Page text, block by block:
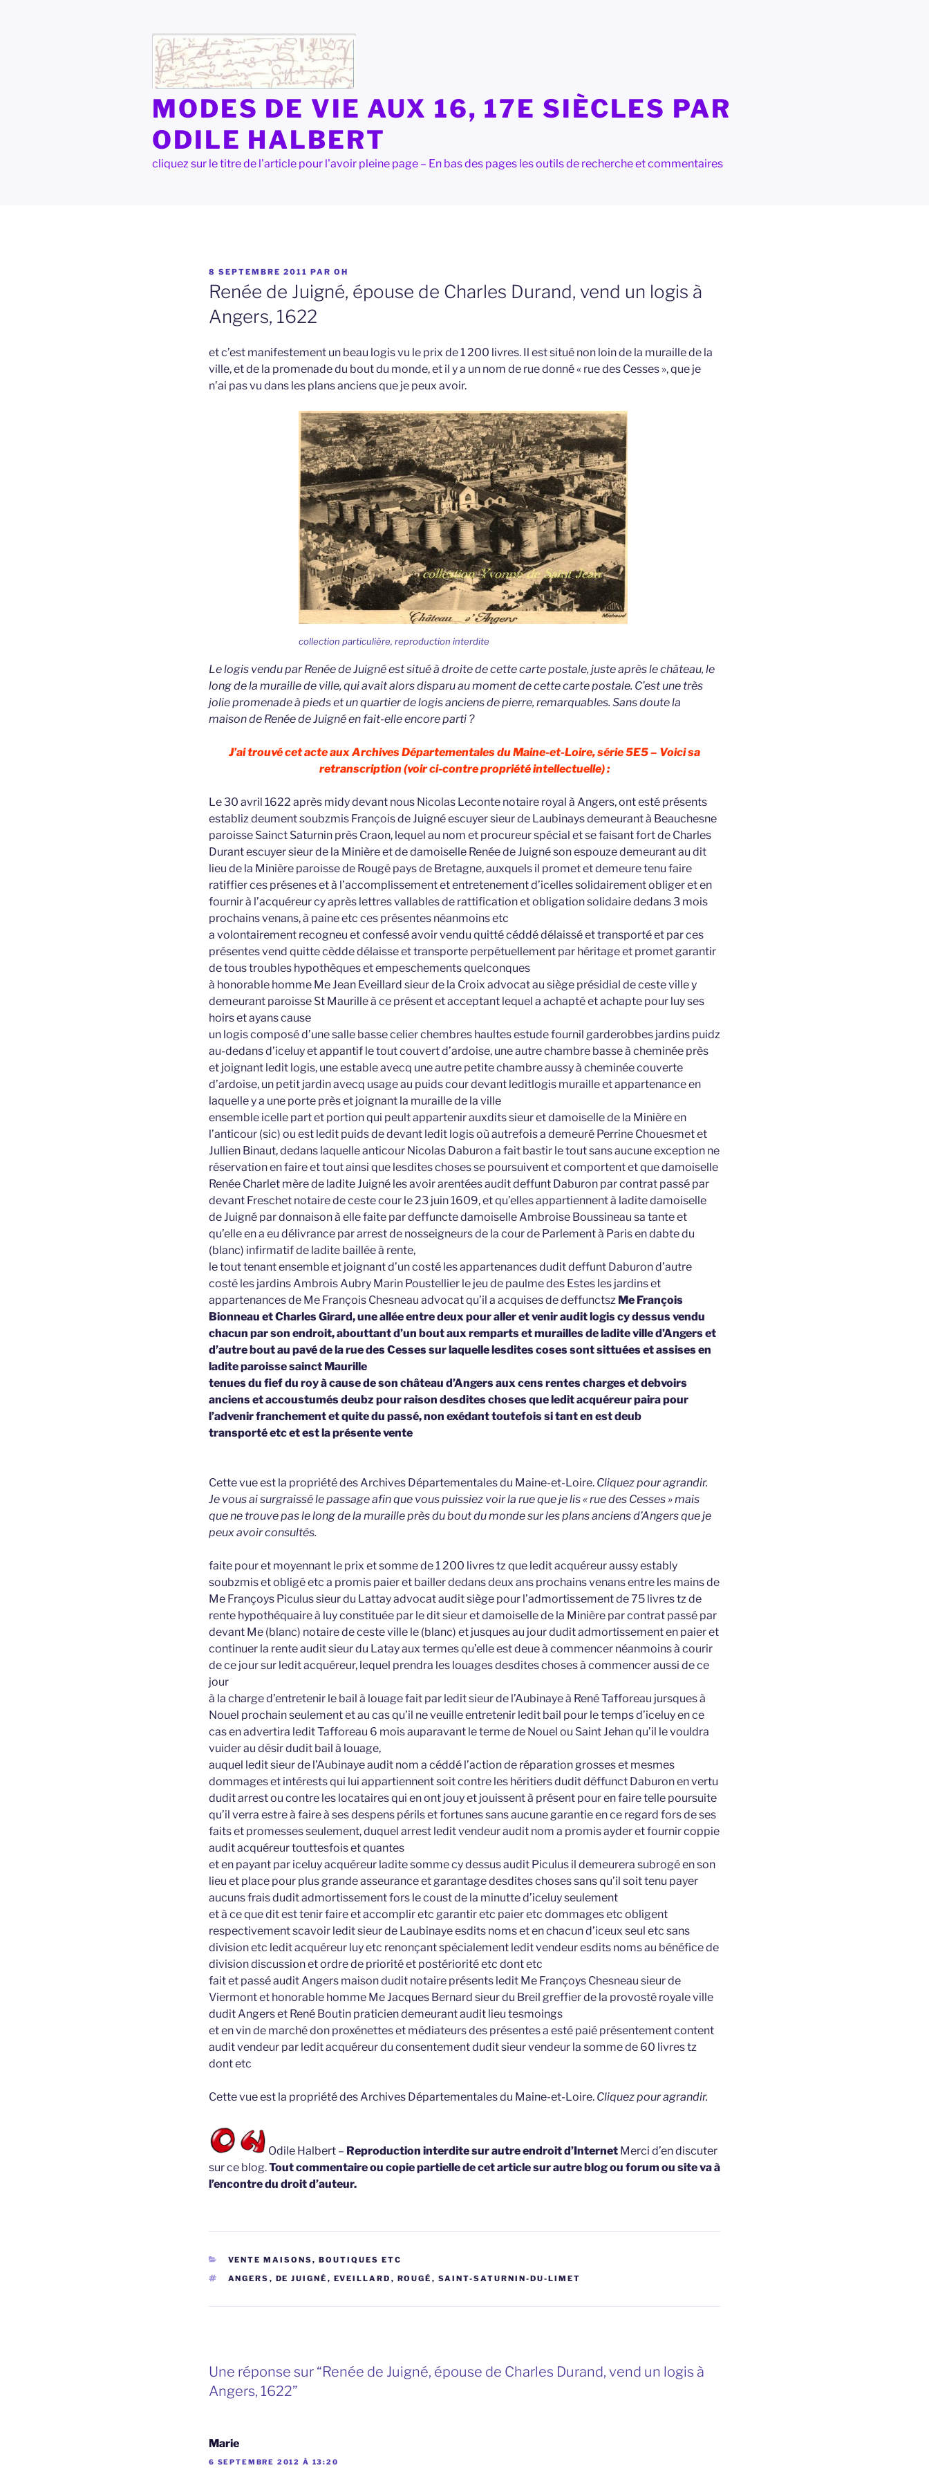
MODES DE VIE AUX 16, 17E SIÈCLES PAR
ODILE HALBERT
cliquez sur le titre de l'article pour l'avoir pleine page – En bas des pages les outils de recherche et commentaires
PUBLIÉ
LE
8 SEPTEMBRE 2011 PAR OH
Renée de Juigné, épouse de Charles Durand, vend un logis à
Angers, 1622
et c’est manifestement un beau logis vu le prix de 1 200 livres. Il est situé non loin de la muraille de la
ville, et de la promenade du bout du monde, et il y a un nom de rue donné « rue des Cesses », que je
n’ai pas vu dans les plans anciens que je peux avoir.
collection particulière, reproduction interdite
Le logis vendu par Renée de Juigné est situé à droite de cette carte postale, juste après le château, le
long de la muraille de ville, qui avait alors disparu au moment de cette carte postale. C’est une très
jolie promenade à pieds et un quartier de logis anciens de pierre, remarquables. Sans doute la
maison de Renée de Juigné en fait-elle encore parti ?
J’ai trouvé cet acte aux Archives Départementales du Maine-et-Loire, série 5E5 – Voici sa
retranscription (voir ci-contre propriété intellectuelle) :
Le 30 avril 1622 après midy devant nous Nicolas Leconte notaire royal à Angers, ont esté présents
establiz deument soubzmis François de Juigné escuyer sieur de Laubinays demeurant à Beauchesne
paroisse Sainct Saturnin près Craon, lequel au nom et procureur spécial et se faisant fort de Charles
Durant escuyer sieur de la Minière et de damoiselle Renée de Juigné son espouze demeurant au dit
lieu de la Minière paroisse de Rougé pays de Bretagne, auxquels il promet et demeure tenu faire
ratiffier ces présenes et à l’accomplissement et entretenement d’icelles solidairement obliger et en
fournir à l’acquéreur cy après lettres vallables de rattification et obligation solidaire dedans 3 mois
prochains venans, à paine etc ces présentes néanmoins etc
a volontairement recogneu et confessé avoir vendu quitté céddé délaissé et transporté et par ces
présentes vend quitte cèdde délaisse et transporte perpétuellement par héritage et promet garantir
de tous troubles hypothèques et empeschements quelconques
à honorable homme Me Jean Eveillard sieur de la Croix advocat au siège présidial de ceste ville y
demeurant paroisse St Maurille à ce présent et acceptant lequel a achapté et achapte pour luy ses
hoirs et ayans cause
un logis composé d’une salle basse celier chembres haultes estude fournil garderobbes jardins puidz
au-dedans d’iceluy et appantif le tout couvert d’ardoise, une autre chambre basse à cheminée près
et joignant ledit logis, une estable avecq une autre petite chambre aussy à cheminée couverte
d’ardoise, un petit jardin avecq usage au puids cour devant leditlogis muraille et appartenance en
laquelle y a une porte près et joignant la muraille de la ville
ensemble icelle part et portion qui peult appartenir auxdits sieur et damoiselle de la Minière en
l’anticour (sic) ou est ledit puids de devant ledit logis où autrefois a demeuré Perrine Chouesmet et
Jullien Binaut, dedans laquelle anticour Nicolas Daburon a fait bastir le tout sans aucune exception ne
réservation en faire et tout ainsi que lesdites choses se poursuivent et comportent et que damoiselle
Renée Charlet mère de ladite Juigné les avoir arentées audit deffunt Daburon par contrat passé par
devant Freschet notaire de ceste cour le 23 juin 1609, et qu’elles appartiennent à ladite damoiselle
de Juigné par donnaison à elle faite par deffuncte damoiselle Ambroise Boussineau sa tante et
qu’elle en a eu délivrance par arrest de nosseigneurs de la cour de Parlement à Paris en dabte du
(blanc) infirmatif de ladite baillée à rente,
le tout tenant ensemble et joignant d’un costé les appartenances dudit deffunt Daburon d’autre
costé les jardins Ambrois Aubry Marin Poustellier le jeu de paulme des Estes les jardins et
appartenances de Me François Chesneau advocat qu’il a acquises de deffunctsz Me François
Bionneau et Charles Girard, une allée entre deux pour aller et venir audit logis cy dessus vendu
chacun par son endroit, abouttant d’un bout aux remparts et murailles de ladite ville d’Angers et
d’autre bout au pavé de la rue des Cesses sur laquelle lesdites coses sont sittuées et assises en
ladite paroisse sainct Maurille
tenues du fief du roy à cause de son château d’Angers aux cens rentes charges et debvoirs
anciens et accoustumés deubz pour raison desdites choses que ledit acquéreur paira pour
l’advenir franchement et quite du passé, non exédant toutefois si tant en est deub
transporté etc et est la présente vente
Cette vue est la propriété des Archives Départementales du Maine-et-Loire. Cliquez pour agrandir.
Je vous ai surgraissé le passage afin que vous puissiez voir la rue que je lis « rue des Cesses » mais
que ne trouve pas le long de la muraille près du bout du monde sur les plans anciens d’Angers que je
peux avoir consultés.
faite pour et moyennant le prix et somme de 1 200 livres tz que ledit acquéreur aussy estably
soubzmis et obligé etc a promis paier et bailler dedans deux ans prochains venans entre les mains de
Me Françoys Piculus sieur du Lattay advocat audit siège pour l’admortissement de 75 livres tz de
rente hypothéquaire à luy constituée par le dit sieur et damoiselle de la Minière par contrat passé par
devant Me (blanc) notaire de ceste ville le (blanc) et jusques au jour dudit admortissement en paier et
continuer la rente audit sieur du Latay aux termes qu’elle est deue à commencer néanmoins à courir
de ce jour sur ledit acquéreur, lequel prendra les louages desdites choses à commencer aussi de ce
jour
à la charge d’entretenir le bail à louage fait par ledit sieur de l’Aubinaye à René Tafforeau jursques à
Nouel prochain seulement et au cas qu’il ne veuille entretenir ledit bail pour le temps d’iceluy en ce
cas en advertira ledit Tafforeau 6 mois auparavant le terme de Nouel ou Saint Jehan qu’il le vouldra
vuider au désir dudit bail à louage,
auquel ledit sieur de l’Aubinaye audit nom a céddé l’action de réparation grosses et mesmes
dommages et intérests qui lui appartiennent soit contre les héritiers dudit déffunct Daburon en vertu
dudit arrest ou contre les locataires qui en ont jouy et jouissent à présent pour en faire telle poursuite
qu’il verra estre à faire à ses despens périls et fortunes sans aucune garantie en ce regard fors de ses
faits et promesses seulement, duquel arrest ledit vendeur audit nom a promis ayder et fournir coppie
audit acquéreur touttesfois et quantes
et en payant par iceluy acquéreur ladite somme cy dessus audit Piculus il demeurera subrogé en son
lieu et place pour plus grande asseurance et garantage desdites choses sans qu’il soit tenu payer
aucuns frais dudit admortissement fors le coust de la minutte d’iceluy seulement
et à ce que dit est tenir faire et accomplir etc garantir etc paier etc dommages etc obligent
respectivement scavoir ledit sieur de Laubinaye esdits noms et en chacun d’iceux seul etc sans
division etc ledit acquéreur luy etc renonçant spécialement ledit vendeur esdits noms au bénéfice de
division discussion et ordre de priorité et postériorité etc dont etc
fait et passé audit Angers maison dudit notaire présents ledit Me Françoys Chesneau sieur de
Viermont et honorable homme Me Jacques Bernard sieur du Breil greffier de la provosté royale ville
dudit Angers et René Boutin praticien demeurant audit lieu tesmoings
et en vin de marché don proxénettes et médiateurs des présentes a esté paié présentement content
audit vendeur par ledit acquéreur du consentement dudit sieur vendeur la somme de 60 livres tz
dont etc
Cette vue est la propriété des Archives Départementales du Maine-et-Loire. Cliquez pour agrandir.
Odile Halbert – Reproduction interdite sur autre endroit d’Internet Merci d’en discuter
sur ce blog.Tout commentaire ou copie partielle de cet article sur autre blog ou forum ou site va à
l’encontre du droit d’auteur.
CATÉGORIES
VENTE MAISONS, BOUTIQUES ETC
ÉTIQUETTES
ANGERS , DE JUIGNÉ , EVEILLARD , ROUGÉ , SAINT-SATURNIN-DU-LIMET
Une réponse sur “Renée de Juigné, épouse de Charles Durand, vend un logis à
Angers, 1622”
Marie
6 SEPTEMBRE 2012 À 13:20